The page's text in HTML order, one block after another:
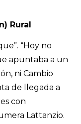
Rural
“Hoy no
apuntaba a un
ni Cambio
de llegada a
con
Lattanzio.